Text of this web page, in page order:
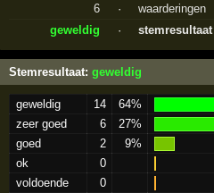
6
·
waarderingen
geweldig
· stemresultaat
Stemresultaat:geweldig
geweldig 14
64%
zeer goed
6
27%
goed
2
9%
ok
0
voldoende
0